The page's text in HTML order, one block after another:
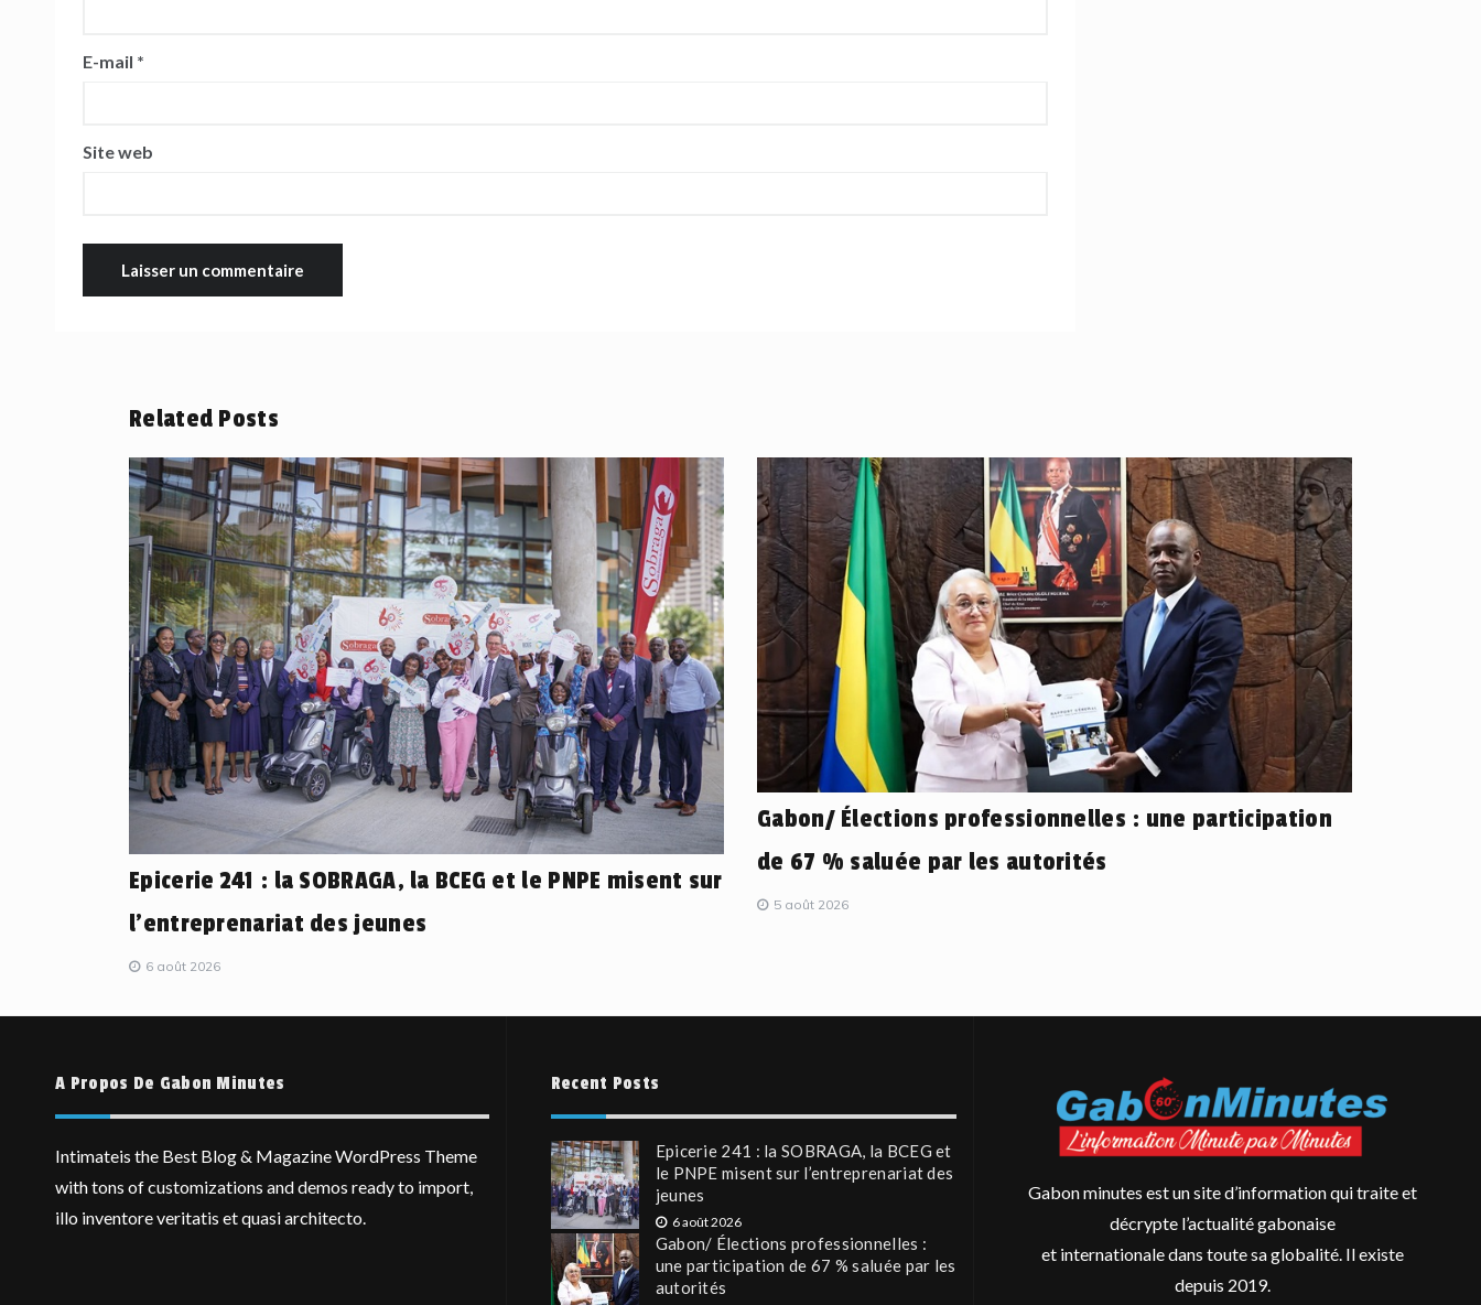
E-mail *
Site web
Related Posts
Epicerie 241 : la SOBRAGA, la BCEG et le PNPE misent sur
l’entreprenariat des jeunes
6 août 2026
Gabon/ Élections professionnelles : une participation
de 67 % saluée par les autorités
5 août 2026
A Propos De Gabon Minutes
Intimateis the Best Blog & Magazine WordPress Theme
with tons of customizations and demos ready to import,
illo inventore veritatis et quasi architecto.
Recent Posts
Epicerie 241 : la SOBRAGA, la BCEG et
le PNPE misent sur l’entreprenariat des
jeunes
6 août 2026
Gabon/ Élections professionnelles :
une participation de 67 % saluée par les
autorités
Gabon minutes est un site d’information qui traite et
décrypte l’actualité gabonaise
et internationale dans toute sa globalité. Il existe
depuis 2019.